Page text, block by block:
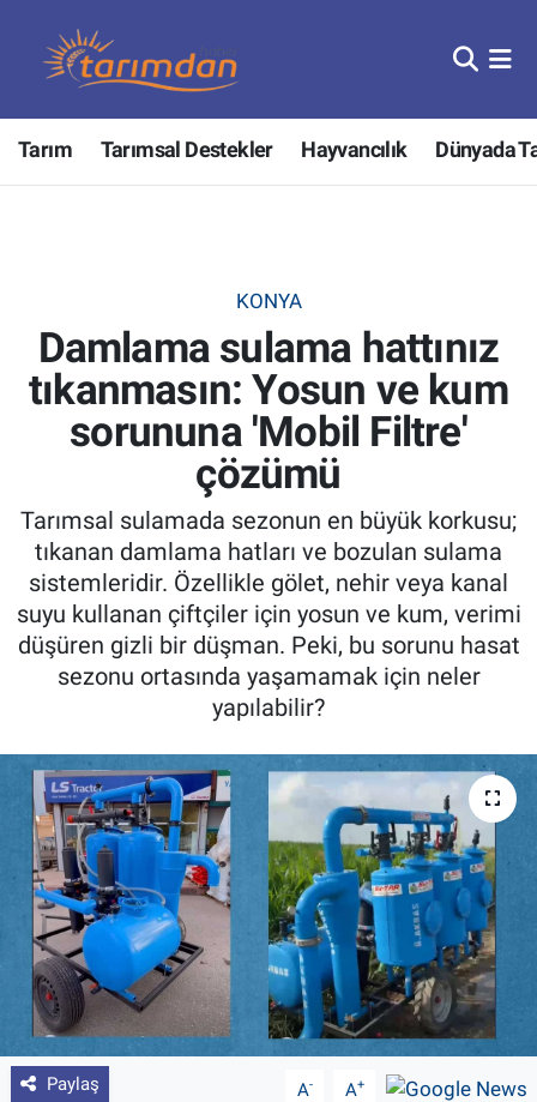
Tarım Tarımsal Destekler Hayvancılık Dünyada
KONYA
Damlama sulama hattınız
tıkanmasın: Yosun ve kum
sorununa 'Mobil Filtre'
çözümü
Tarımsal sulamada sezonun en büyük korkusu;
tıkanan damlama hatları ve bozulan sulama
sistemleridir. Özellikle gölet, nehir veya kanal
suyu kullanan çiftçiler için yosun ve kum, verimi
düşüren gizli bir düşman. Peki, bu sorunu hasat
sezonu ortasında yaşamamak için neler
yapılabilir?
Paylaş A- A+
Tarım
Hayvancılık
Tarımsal Destekler
Tarım Bakanlığı
Tarım Kredi Kooperatifleri
Pankobirlik
Et fiyatları
Yetiştirici Soruyor
Dünyada Tarım
Üretici Birlikleri
Şeker ve Şekerli Mamüller
Tahıllar ve Baklagiller
Tohum
Nöbetçi Eczaneler
Hava Durumu
Tüm Manşetler
Son Dakika Haberleri